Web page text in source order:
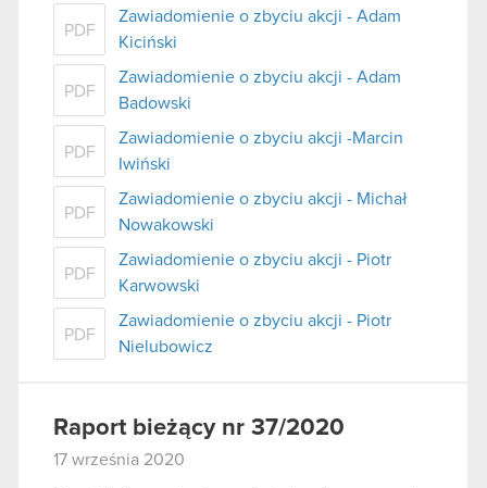
PDF
Zawiadomienie o zbyciu akcji - Adam
Kiciński
PDF
Zawiadomienie o zbyciu akcji - Adam
Badowski
PDF
Zawiadomienie o zbyciu akcji -Marcin
Iwiński
PDF
Zawiadomienie o zbyciu akcji - Michał
Nowakowski
PDF
Zawiadomienie o zbyciu akcji - Piotr
Karwowski
PDF
Zawiadomienie o zbyciu akcji - Piotr
Nielubowicz
Raport bieżący nr 37/2020
17 września 2020